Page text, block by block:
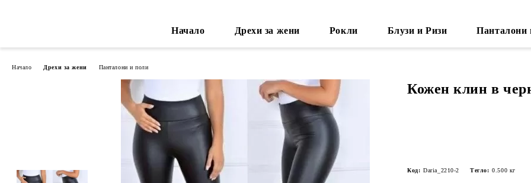
Начало Дрехи за жени Рокли Блузи и Ризи Панталони
Начало Дрехи за жени Панталони и поли
Кожен клин в
Код: Daria_2210-2 Тегло: 0.500 кг